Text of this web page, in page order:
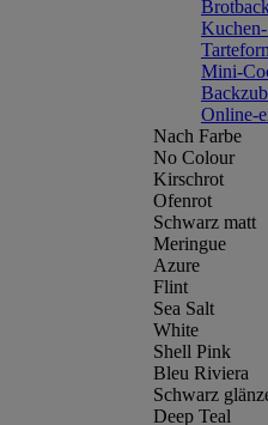
Mini-
Online-
Nach Farbe
No Colour
Kirschrot
Ofenrot
Schwarz matt
Meringue
Azure
Flint
Sea Salt
White
Shell Pink
Bleu Riviera
Schwarz
Deep Teal